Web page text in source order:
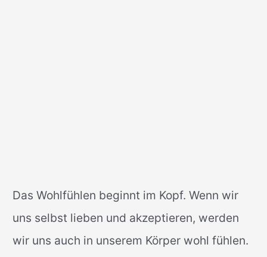
Das Wohlfühlen beginnt im Kopf. Wenn wir
uns selbst lieben und akzeptieren, werden
wir uns auch in unserem Körper wohl fühlen.